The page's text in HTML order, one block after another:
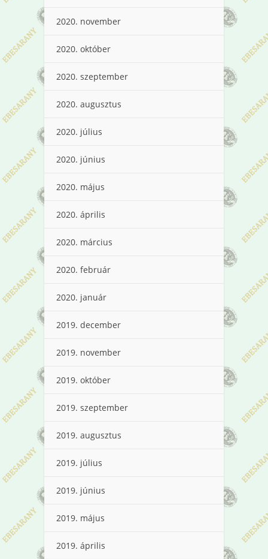
2020. november
2020. október
2020. szeptember
2020. augusztus
2020. július
2020. június
2020. május
2020. április
2020. március
2020. február
2020. január
2019. december
2019. november
2019. október
2019. szeptember
2019. augusztus
2019. július
2019. június
2019. május
2019. április